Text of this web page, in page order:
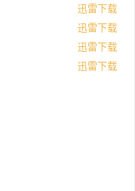
迅雷下载
迅雷下载
迅雷下载
迅雷下载